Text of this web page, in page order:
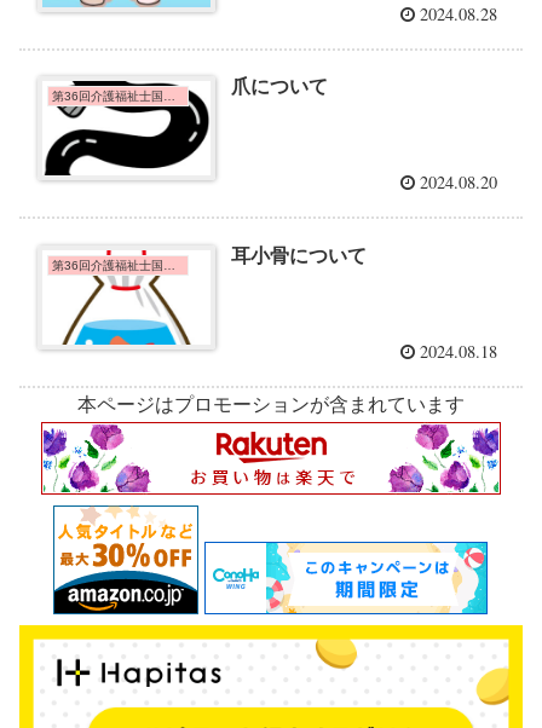
2024.08.28
第36回介護福祉士国家試験問題 爪について
2024.08.20
耳小骨について
2024.08.18
本ページはプロモーションが含まれています